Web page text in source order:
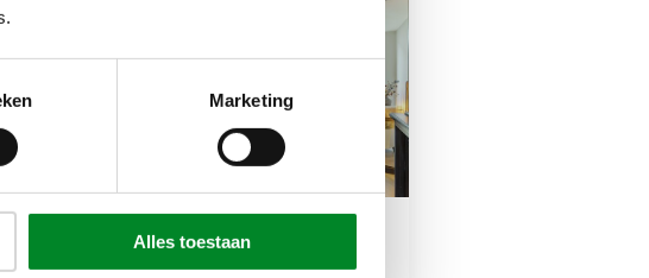
Marketing
Alles toestaan
21 dec 2022
Verschillende taatsdeuren